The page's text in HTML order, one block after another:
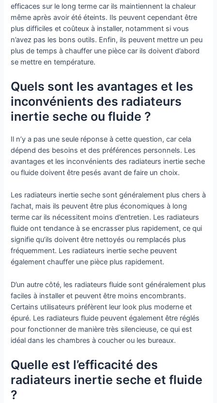
efficaces sur le long terme car ils maintiennent la chaleur
même après avoir été éteints. Ils peuvent cependant être
plus difficiles et coûteux à installer, notamment si vous
n’avez pas les bons outils. Enfin, ils peuvent mettre un peu
plus de temps à chauffer une pièce car ils doivent d’abord
se mettre en température.
Quels sont les avantages et les
inconvénients des radiateurs
inertie seche ou fluide ?
Il n’y a pas une seule réponse à cette question, car cela
dépend des besoins et des préférences personnels. Les
avantages et les inconvénients des radiateurs inertie seche
ou fluide doivent être pesés avant de faire un choix.
Les radiateurs inertie seche sont généralement plus chers à
l’achat, mais ils peuvent être plus économiques à long
terme car ils nécessitent moins d’entretien. Les radiateurs
fluide ont tendance à se encrasser plus rapidement, ce qui
signifie qu’ils doivent être nettoyés ou remplacés plus
fréquemment. Les radiateurs inertie seche peuvent
également chauffer une pièce plus rapidement.
D’un autre côté, les radiateurs fluide sont généralement plus
faciles à installer et peuvent être moins encombrants.
Certains utilisateurs préfèrent leur look plus moderne et
épuré. Les radiateurs fluide peuvent également être réglés
pour fonctionner de manière très silencieuse, ce qui est
idéal dans les chambres à coucher ou les bureaux.
Quelle est l’efficacité des
radiateurs inertie seche et fluide
?